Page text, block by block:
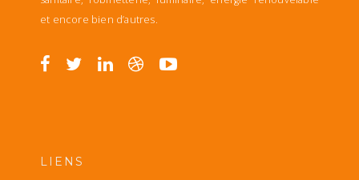
et encore bien d’autres.
LIENS